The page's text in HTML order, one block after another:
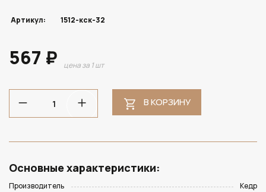
Артикул: 1512-кск-32
567 ₽ цена за 1 шт
В КОРЗИНУ
Основные характеристики:
Производитель
Кедр